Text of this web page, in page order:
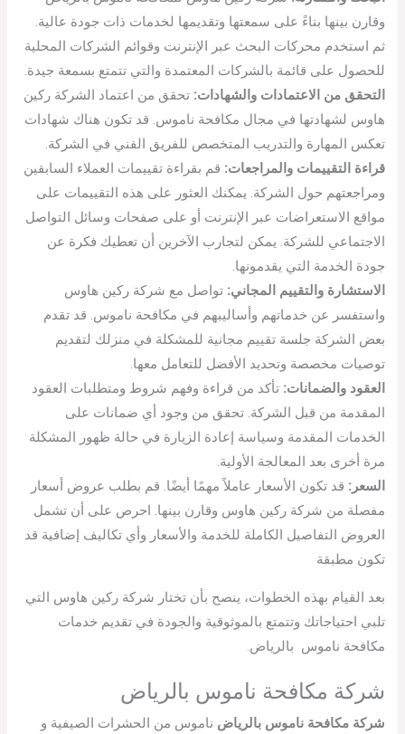
وقارن بينها بناءً على سمعتها وتقديمها لخدمات ذات جودة عالية.
ثم استخدم محركات البحث عبر الإنترنت وقوائم الشركات المحلية
للحصول على قائمة بالشركات المعتمدة والتي تتمتع بسمعة جيدة.
التحقق من الاعتمادات والشهادات: تحقق من اعتماد الشركة ركين
هاوس لشهادتها في مجال مكافحة ناموس. قد تكون هناك شهادات
تعكس المهارة والتدريب المتخصص للفريق الفني في الشركة.
قراءة التقييمات والمراجعات: قم بقراءة تقييمات العملاء السابقين
ومراجعتهم حول الشركة. يمكنك العثور على هذه التقييمات على
مواقع الاستعراضات عبر الإنترنت أو على صفحات وسائل التواصل
الاجتماعي للشركة. يمكن لتجارب الآخرين أن تعطيك فكرة عن
جودة الخدمة التي يقدمونها.
الاستشارة والتقييم المجاني: تواصل مع شركة ركين هاوس
واستفسر عن خدماتهم وأساليبهم في مكافحة ناموس. قد تقدم
بعض الشركة جلسة تقييم مجانية للمشكلة في منزلك لتقديم
توصيات مخصصة وتحديد الأفضل للتعامل معها.
العقود والضمانات: تأكد من قراءة وفهم شروط ومتطلبات العقود
المقدمة من قبل الشركة. تحقق من وجود أي ضمانات على
الخدمات المقدمة وسياسة إعادة الزيارة في حالة ظهور المشكلة
مرة أخرى بعد المعالجة الأولية.
السعر: قد تكون الأسعار عاملاً مهمًا أيضًا. قم بطلب عروض أسعار
مفصلة من شركة ركين هاوس وقارن بينها. احرص على أن تشمل
العروض التفاصيل الكاملة للخدمة والأسعار وأي تكاليف إضافية قد
تكون مطبقة
بعد القيام بهذه الخطوات، ينصح بأن تختار شركة ركين هاوس التي
تلبي احتياجاتك وتتمتع بالموثوقية والجودة في تقديم خدمات
مكافحة ناموس بالرياض.
شركة مكافحة ناموس بالرياض
شركة مكافحة ناموس بالرياض ناموس من الحشرات الصيفية و